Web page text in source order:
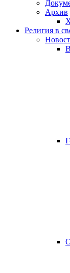
Архив
Религия в